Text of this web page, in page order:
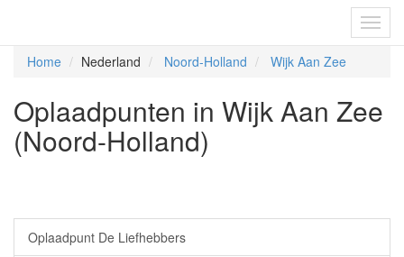
Home Nederland Noord-Holland Wijk Aan Zee
Oplaadpunten in Wijk Aan Zee
(Noord-Holland)
Oplaadpunt De Liefhebbers